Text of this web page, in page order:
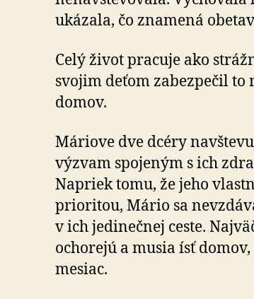
ukázala, čo znamená
Celý život pracuje ako
svojim deťom za­bez­pe­čil
domov.
Máriove dve dcéry
výzvam spojeným s ich
Napriek tomu, že jeho
prioritou, Mário sa
v ich jedinečnej ceste.
ochorejú a musia ísť
mesiac.